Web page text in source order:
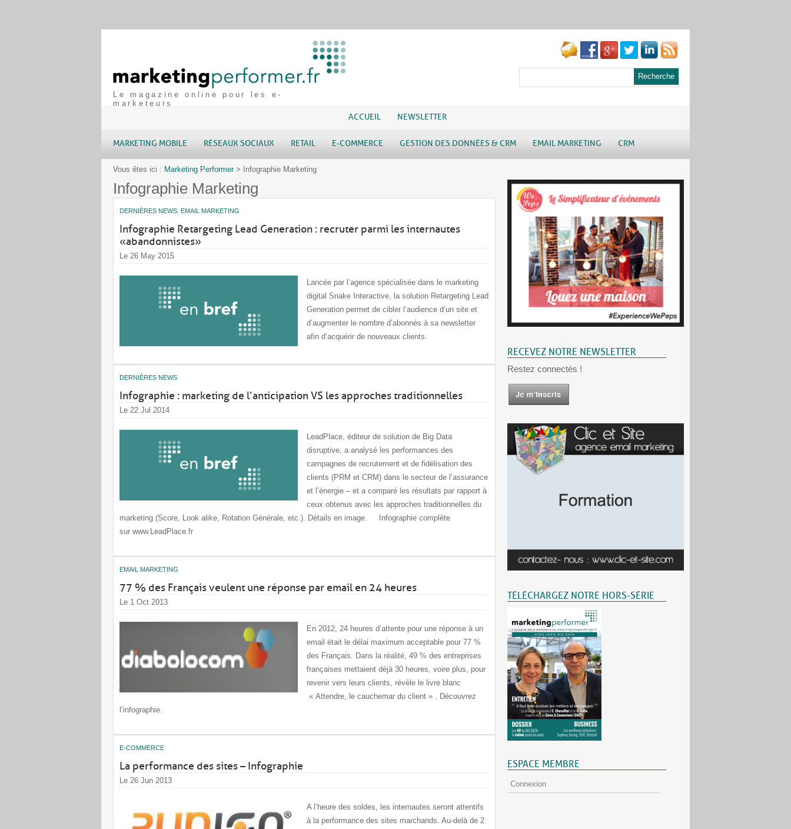
Le magazine online pour les e-
marketeurs
ACCUEIL NEWSLETTER
MARKETING MOBILE RÉSEAUX SOCIAUX RETAIL E-COMMERCE GESTION DES DONNÉES & CRM EMAIL MARKETING CRM
Vous êtes ici : Marketing Performer> Infographie Marketing
Infographie Marketing
DERNIÈRES NEWS EMAIL MARKETING
Infographie Retargeting Lead Generation : recruter parmi les internautes
« abandonnistes »
Le 26 May 2015
Lancée par l’agence spécialisée dans le marketing
digital Snake Interactive, la solution Retargeting Lead
Generation permet de cibler l’audience d’un site et
d’augmenter le nombre d’abonnés à sa newsletter
afin d’acquérir de nouveaux clients.
DERNIÈRES NEWS
Infographie : marketing de l’anticipation VS les approches traditionnelles
Le 22 Jul 2014
LeadPlace, éditeur de solution de Big Data
disruptive, a analysé les performances des
campagnes de recrutement et de fidélisation des
clients (PRM et CRM) dans le secteur de l’assurance
et l’énergie – et a comparé les résultats par rapport à
ceux obtenus avec les approches traditionnelles du
marketing (Score, Look alike, Rotation Générale, etc.). Détails en image. Infographie complète
sur www.LeadPlace.fr
EMAIL MARKETING
77 % des Français veulent une réponse par email en 24 heures
Le 1 Oct 2013
En 2012, 24 heures d’attente pour une réponse à un
email était le délai maximum acceptable pour 77 %
des Français. Dans la réalité, 49 % des entreprises
françaises mettaient déjà 30 heures, voire plus, pour
revenir vers leurs clients, révèle le livre blanc
« Attendre, le cauchemar du client » . Découvrez
l’infographie.
E-COMMERCE
La performance des sites – Infographie
Le 26 Jun 2013
A l’heure des soldes, les internautes seront attentifs
à la performance des sites marchands. Au-delà de 2
RECEVEZ NOTRE NEWSLETTER
Restez connectés !
TÉLÉCHARGEZ NOTRE HORS-SÉRIE
ESPACE MEMBRE
Connexion